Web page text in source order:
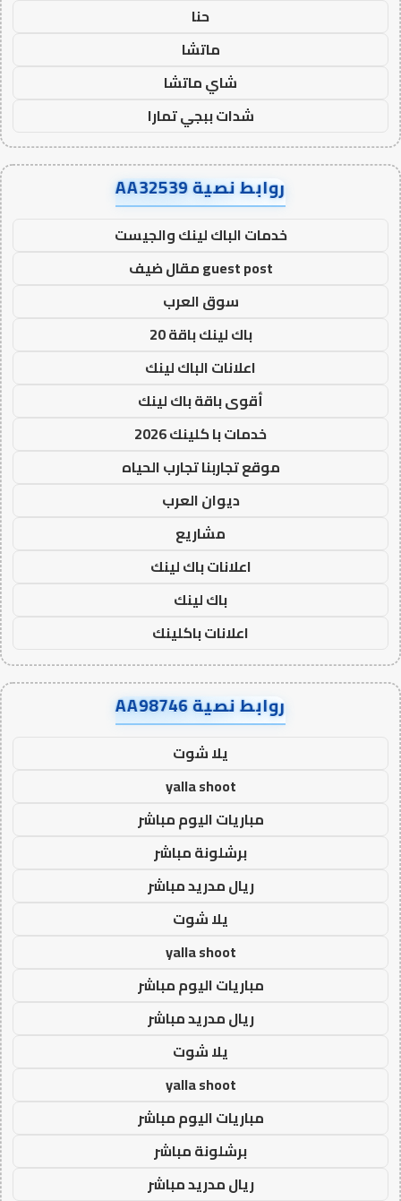
حنا
ماتشا
شاي ماتشا
شدات ببجي تمارا
روابط نصية AA32539
خدمات الباك لينك والجيست
guest post مقال ضيف
سوق العرب
باك لينك باقة 20
اعلانات الباك لينك
أقوى باقة باك لينك
خدمات با كلينك 2026
موقع تجاربنا تجارب الحياه
ديوان العرب
مشاريع
اعلانات باك لينك
باك لينك
اعلانات باكلينك
روابط نصية AA98746
يلا شوت
yalla shoot
مباريات اليوم مباشر
برشلونة مباشر
ريال مدريد مباشر
يلا شوت
yalla shoot
مباريات اليوم مباشر
ريال مدريد مباشر
يلا شوت
yalla shoot
مباريات اليوم مباشر
برشلونة مباشر
ريال مدريد مباشر